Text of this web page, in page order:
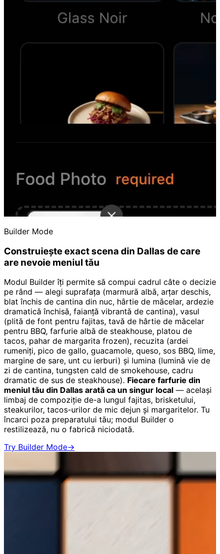
Builder Mode
Construiește exact scena din Dallas de care
are nevoie meniul tău
Modul Builder îți permite să compui cadrul câte o decizie
pe rând — alegi suprafața (marmură albă, arțar deschis,
blat închis de cantina din nuc, hârtie de măcelar, ardezie
dramatică închisă, faianță vibrantă de cantina), vasul
(plită de font pentru fajitas, tavă de hârtie de măcelar
pentru BBQ, farfurie albă de steakhouse, platou de
tacos, pahar de margarita frozen), recuzita (ardei
rumeniți, pico de gallo, guacamole, queso, sos BBQ, lime,
margine de sare, unt cu ierburi) și lumina (lumină vie de
zi de cantina, tungsten cald de smokehouse, cadru
dramatic de sus de steakhouse). Fiecare farfurie din
meniul tău din Dallas arată ca un singur local — același
limbaj de compoziție de-a lungul fajitas, brisketului,
steakurilor, tacos-urilor de mic dejun și margaritelor. Tu
încarci poza preparatului tău; modul Builder o
restilizează, nu o fabrică niciodată.
Try Builder Mode→